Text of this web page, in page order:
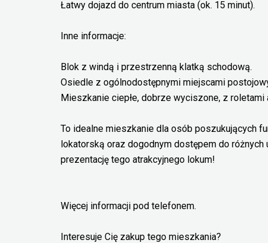
Łatwy dojazd do centrum miasta (ok. 15 minut).
Inne informacje:
Blok z windą i przestrzenną klatką schodową.
Osiedle z ogólnodostępnymi miejscami
Mieszkanie ciepłe, dobrze wyciszone, z roletami
To idealne mieszkanie dla osób poszukujących
lokatorską oraz dogodnym dostępem do
prezentację tego atrakcyjnego lokum!
Więcej informacji pod telefonem.
Interesuje Cię zakup tego mieszkania?